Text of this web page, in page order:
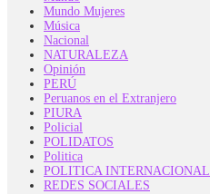
Mundo Mujeres
Música
Nacional
NATURALEZA
Opinión
PERÚ
Peruanos en el Extranjero
PIURA
Policial
POLIDATOS
Politica
POLITICA INTERNACIONAL
REDES SOCIALES